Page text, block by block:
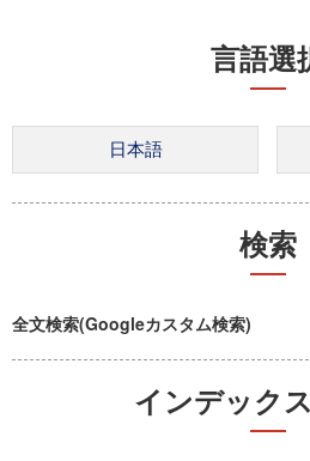
言語選
検索
全文検索(Googleカスタム検索)
インデック